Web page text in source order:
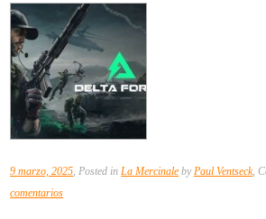
9 marzo, 2025, Posted inLa Mercinale byPaul Ventseck,
comentariosen